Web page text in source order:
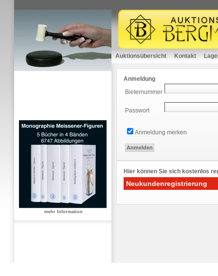
mehr Information
Auktionsübersicht Kontakt
Anmeldung
Bieternummer
Passwort
Anmeldung merken
Hier können Sie sich kostenlos
Neukundenregistrierung